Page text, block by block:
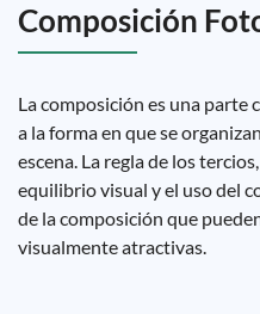
Composición
La composición es una parte
a la forma en que se
escena. La regla de los
equilibrio visual y el uso del
de la composición que
visualmente atractivas.